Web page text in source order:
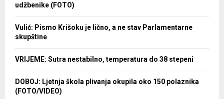
udžbenike (FOTO)
Vulić: Pismo Krišoku je lično, a ne stav Parlamentarne
skupštine
VRIJEME: Sutra nestabilno, temperatura do 38 stepeni
DOBOJ: Ljetnja škola plivanja okupila oko 150 polaznika
(FOTO/VIDEO)